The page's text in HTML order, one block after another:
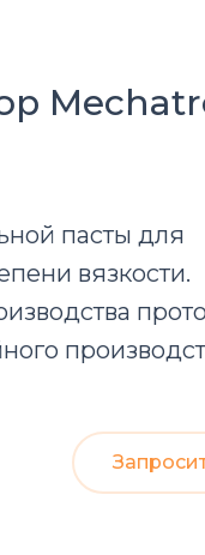
пасты для
вязкости.